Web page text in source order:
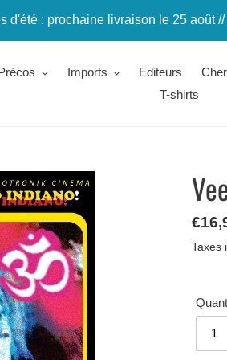
d'été : prochaine livraison le 25 août
Imports Editeurs
T-shirts
Prix
Taxes